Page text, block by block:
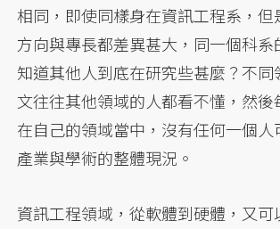
相同，即使同樣身在資訊工程系，但
方向與專長都差異甚大，同一個科系
知道其他人到底在研究些甚麼？不同
文往往其他領域的人都看不懂，然後
在自己的領域當中，沒有任何一個人
產業與學術的整體現況。
資訊工程領域，從軟體到硬體，又可